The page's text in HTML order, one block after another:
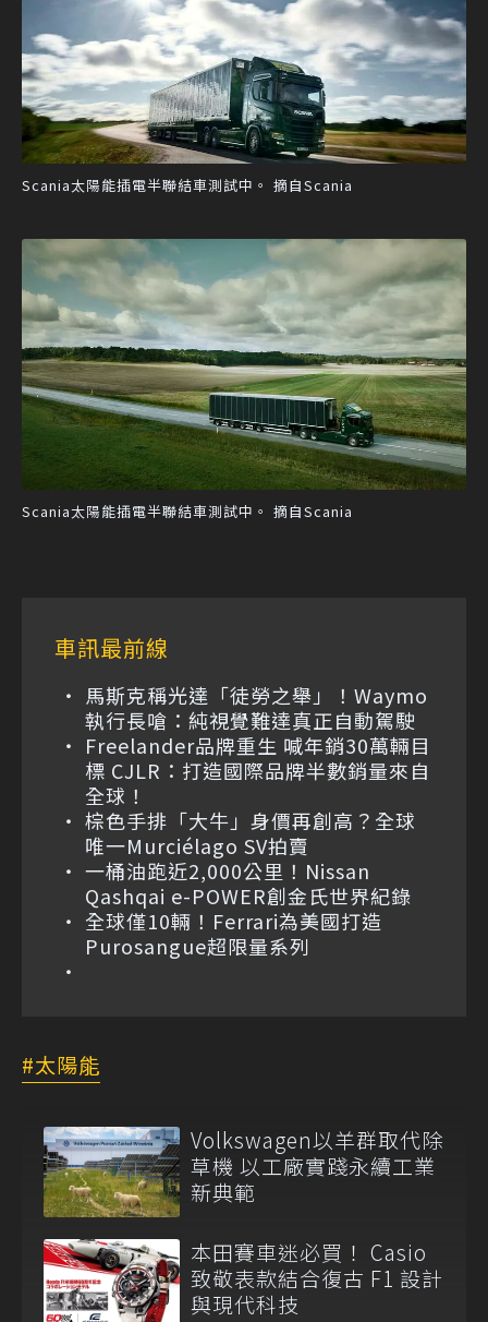
Scania太陽能插電半聯結車測試中。 摘自Scania
Scania太陽能插電半聯結車測試中。 摘自Scania
車訊最前線
馬斯克稱光達「徒勞之舉」！Waymo
執行長嗆：純視覺難達真正自動駕駛
Freelander品牌重生 喊年銷30萬輛目
標 CJLR：打造國際品牌半數銷量來自
全球！
棕色手排「大牛」身價再創高？全球
唯一Murciélago SV拍賣
一桶油跑近2,000公里！Nissan
Qashqai e-POWER創金氏世界紀錄
全球僅10輛！Ferrari為美國打造
Purosangue超限量系列
太陽能
Volkswagen以羊群取代除
草機 以工廠實踐永續工業
新典範
本田賽車迷必買！ Casio
致敬表款結合復古 F1 設計
與現代科技